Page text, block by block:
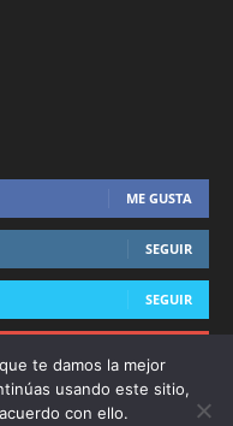
ME GUSTA
SEGUIR
SEGUIR
te damos la mejor
usando este sitio,
con ello.